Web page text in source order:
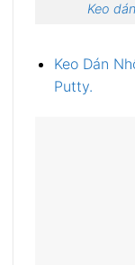
Keo
Keo Dán
Putty.